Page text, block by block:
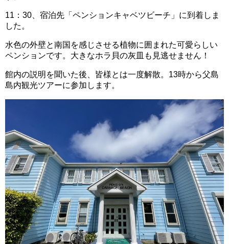
11：30、宿泊先「ペンションキャベツビーチ」に到着しま
した。
水色の外壁と南国を感じさせる植物に囲まれた可愛らしい
ペンションです。大きなホラ貝の灰皿も見逃せません！
館内の説明を聞いた後、皆様とは一度解散。13時から父島
島内観光ツアーに参加します。